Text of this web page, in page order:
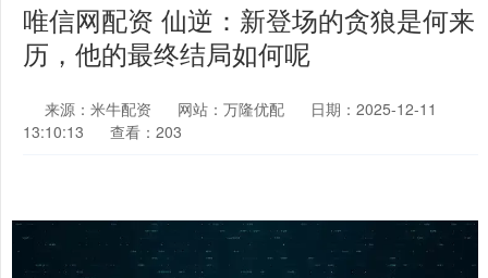
唯信网配资 仙逆：新登场的贪狼是何来
历，他的最终结局如何呢
来源：米牛配资 网站：万隆优配
日期：2025-12-11
13:10:13
查看：203